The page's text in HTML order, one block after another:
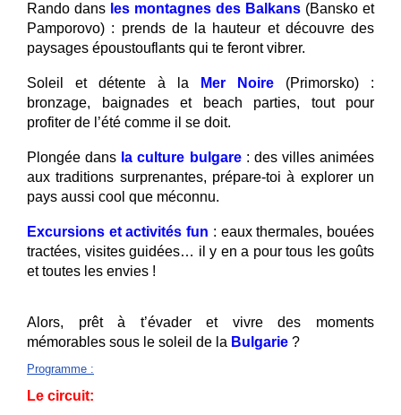
Rando dans les montagnes des Balkans (Bansko et
Pamporovo) : prends de la hauteur et découvre des
paysages époustouflants qui te feront vibrer.
Soleil et détente à la Mer Noire (Primorsko) :
bronzage, baignades et beach parties, tout pour
profiter de l’été comme il se doit.
Plongée dans la culture bulgare: des villes animées
aux traditions surprenantes, prépare-toi à explorer un
pays aussi cool que méconnu.
Excursions et activités fun : eaux thermales, bouées
tractées, visites guidées… il y en a pour tous les goûts
et toutes les envies !
Alors, prêt à t’évader et vivre des moments
mémorables sous le soleil de la Bulgarie ?
Programme :
Le circuit: